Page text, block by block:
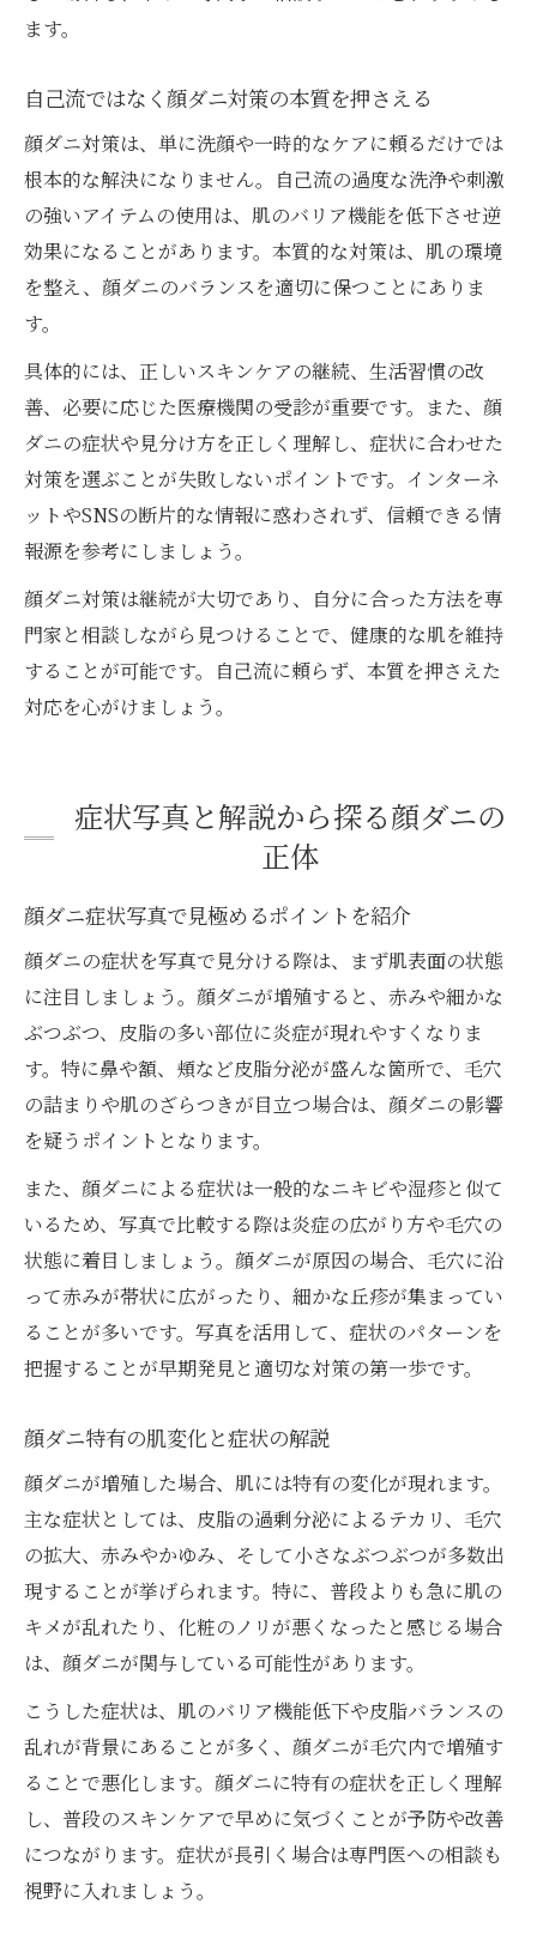
ます。
自己流ではなく顔ダニ対策の本質を押さえる
顔ダニ対策は、単に洗顔や一時的なケアに頼るだけでは
根本的な解決になりません。自己流の過度な洗浄や刺激
の強いアイテムの使用は、肌のバリア機能を低下させ逆
効果になることがあります。本質的な対策は、肌の環境
を整え、顔ダニのバランスを適切に保つことにありま
す。
具体的には、正しいスキンケアの継続、生活習慣の改
善、必要に応じた医療機関の受診が重要です。また、顔
ダニの症状や見分け方を正しく理解し、症状に合わせた
対策を選ぶことが失敗しないポイントです。インターネ
ットやSNSの断片的な情報に惑わされず、信頼できる情
報源を参考にしましょう。
顔ダニ対策は継続が大切であり、自分に合った方法を専
門家と相談しながら見つけることで、健康的な肌を維持
することが可能です。自己流に頼らず、本質を押さえた
対応を心がけましょう。
症状写真と解説から探る顔ダニの
正体
顔ダニ症状写真で見極めるポイントを紹介
顔ダニの症状を写真で見分ける際は、まず肌表面の状態
に注目しましょう。顔ダニが増殖すると、赤みや細かな
ぶつぶつ、皮脂の多い部位に炎症が現れやすくなりま
す。特に鼻や額、頬など皮脂分泌が盛んな箇所で、毛穴
の詰まりや肌のざらつきが目立つ場合は、顔ダニの影響
を疑うポイントとなります。
また、顔ダニによる症状は一般的なニキビや湿疹と似て
いるため、写真で比較する際は炎症の広がり方や毛穴の
状態に着目しましょう。顔ダニが原因の場合、毛穴に沿
って赤みが帯状に広がったり、細かな丘疹が集まってい
ることが多いです。写真を活用して、症状のパターンを
把握することが早期発見と適切な対策の第一歩です。
顔ダニ特有の肌変化と症状の解説
顔ダニが増殖した場合、肌には特有の変化が現れます。
主な症状としては、皮脂の過剰分泌によるテカリ、毛穴
の拡大、赤みやかゆみ、そして小さなぶつぶつが多数出
現することが挙げられます。特に、普段よりも急に肌の
キメが乱れたり、化粧のノリが悪くなったと感じる場合
は、顔ダニが関与している可能性があります。
こうした症状は、肌のバリア機能低下や皮脂バランスの
乱れが背景にあることが多く、顔ダニが毛穴内で増殖す
ることで悪化します。顔ダニに特有の症状を正しく理解
し、普段のスキンケアで早めに気づくことが予防や改善
につながります。症状が長引く場合は専門医への相談も
視野に入れましょう。